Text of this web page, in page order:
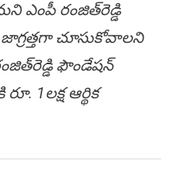
ఎంపీ రంజిత్‌రెడ్డి
చూసుకోవాల‌ని
ఫౌండేష‌న్
1ల‌క్ష ఆర్థిక